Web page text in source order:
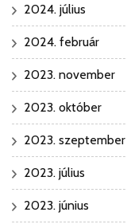
2024. július
2024. február
2023. november
2023. október
2023. szeptember
2023. július
2023. június